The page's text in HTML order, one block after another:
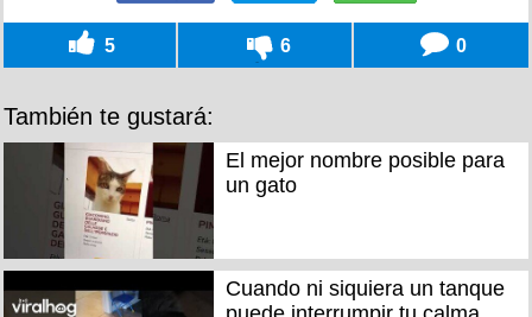
5 6 0
También te gustará:
El mejor nombre posible para
un gato
Cuando ni siquiera un tanque